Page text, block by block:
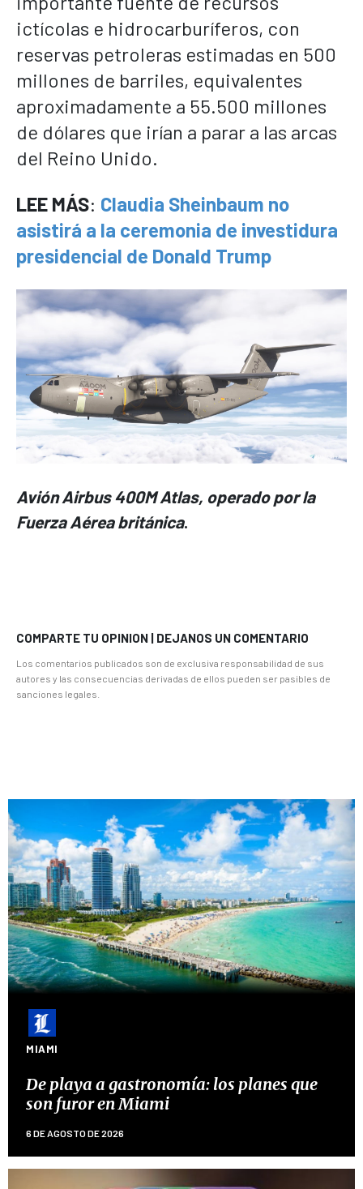
ictícolas e hidrocarburíferos, con
reservas petroleras estimadas en 500
millones de barriles, equivalentes
aproximadamente a 55.500 millones
de dólares que irían a parar a las arcas
del Reino Unido.
LEE MÁS: Claudia Sheinbaum no
asistirá a la ceremonia de investidura
presidencial de Donald Trump
AviónAirbus 400M Atlas, operado por la
Fuerza Aérea británica.
COMPARTE TU OPINION | DEJANOS UN COMENTARIO
Los comentarios publicados son de exclusiva responsabilidad de sus
autores y las consecuencias derivadas de ellos pueden ser pasibles de
sanciones legales.
MIAMI
De playa a gastronomía: los planes que
son furor en Miami
6 DE AGOSTO DE 2026